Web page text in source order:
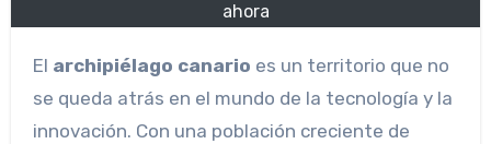
ahora
El archipiélago canario es un territorio que no
se queda atrás en el mundo de la tecnología y la
innovación. Con una población creciente de